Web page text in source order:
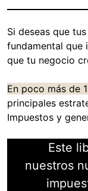
Si deseas que
fundamental que
que tu negocio
En poco más de
principales
Impuestos y
Este
nuestros